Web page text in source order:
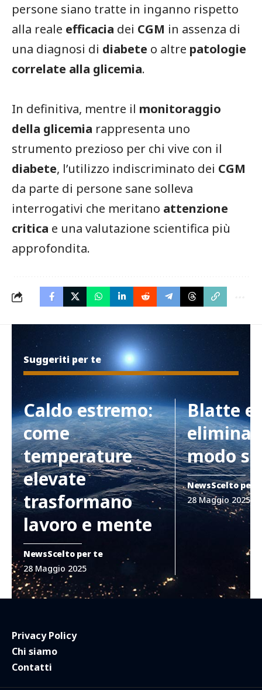
persone siano tratte in inganno rispetto
alla reale efficacia dei CGM in assenza di
una diagnosi di diabete o altre patologie
correlate alla glicemia.
In definitiva, mentre il monitoraggio
della glicemia rappresenta uno
strumento prezioso per chi vive con il
diabete, l’utilizzo indiscriminato dei CGM
da parte di persone sane solleva
interrogativi che meritano attenzione
critica e una valutazione scientifica più
approfondita.
Suggeriti per te
Caldo estremo:
come
temperature
elevate
trasformano
lavoro e mente
NewsScelto per te
28 Maggio 2025
Blatte e
modo
NewsScelto per
28 Maggio 2025
Privacy Policy
Chi siamo
Contatti